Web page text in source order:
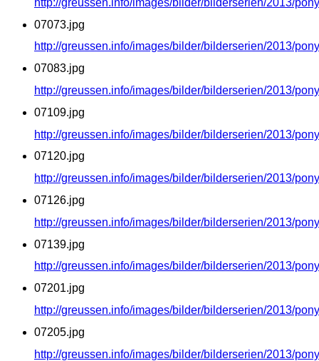
07073.jpg
http://greussen.info/images/bilder/bilderserien/2013/
07083.jpg
http://greussen.info/images/bilder/bilderserien/2013/
07109.jpg
http://greussen.info/images/bilder/bilderserien/2013/
07120.jpg
http://greussen.info/images/bilder/bilderserien/2013/
07126.jpg
http://greussen.info/images/bilder/bilderserien/2013/
07139.jpg
http://greussen.info/images/bilder/bilderserien/2013/
07201.jpg
http://greussen.info/images/bilder/bilderserien/2013/
07205.jpg
http://greussen.info/images/bilder/bilderserien/2013/